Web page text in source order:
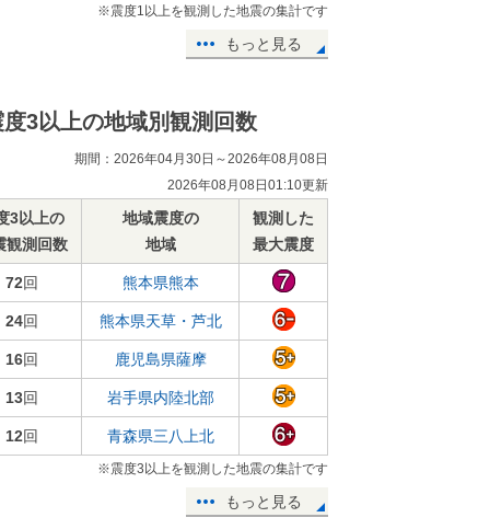
※震度1以上を観測した地震の集計です
もっと見る
度3以上の地域別観測回数
期間：2026年04月30日～2026年08月08日
2026年08月08日01:10更新
3以上の
観測回数
地域震度の
地域
観測した
最大震度
72回 熊本県熊本
24回 熊本県天草・芦北
16回 鹿児島県薩摩
13回 岩手県内陸北部
12回 青森県三八上北
※震度3以上を観測した地震の集計です
もっと見る